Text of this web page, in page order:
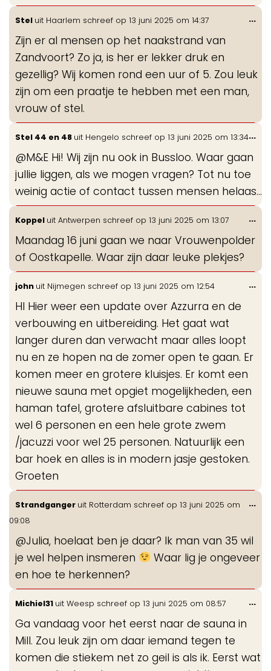
Stel uit Haarlem schreef op 13 juni 2025 om 14:37
Zijn er al mensen op het naakstrand van
Zandvoort? Zo ja, is her er lekker druk en
gezellig? Wij komen rond een uur of 5. Zou leuk
zijn om een praatje te hebben met een man,
vrouw of stel.
...
Stel 44 en 48 uit Hengelo schreef op 13 juni 2025 om 13:34
@M&E Hi! Wij zijn nu ook in Bussloo. Waar gaan
jullie liggen, als we mogen vragen? Tot nu toe
weinig actie of contact tussen mensen helaas...
...
Koppel uit Antwerpen schreef op 13 juni 2025 om 13:07
Maandag 16 juni gaan we naar Vrouwenpolder
of Oostkapelle. Waar zijn daar leuke plekjes?
...
john uit Nijmegen schreef op 13 juni 2025 om 12:54
HI Hier weer een update over Azzurra en de
verbouwing en uitbereiding. Het gaat wat
langer duren dan verwacht maar alles loopt
nu en ze hopen na de zomer open te gaan. Er
komen meer en grotere kluisjes. Er komt een
nieuwe sauna met opgiet mogelijkheden, een
haman tafel, grotere afsluitbare cabines tot
wel 6 personen en een hele grote zwem
/jacuzzi voor wel 25 personen. Natuurlijk een
bar hoek en alles is in modern jasje gestoken.
Groeten
...
Strandganger uit Rotterdam schreef op 13 juni 2025 om
09:08
@Julia, hoelaat ben je daar? Ik man van 35 wil
je wel helpen insmeren
Waar lig je ongeveer
en hoe te herkennen?
...
Michiel31 uit Weesp schreef op 13 juni 2025 om 08:57
Ga vandaag voor het eerst naar de sauna in
Mill. Zou leuk zijn om daar iemand tegen te
komen die stiekem net zo geil is als ik. Eerst wat
...